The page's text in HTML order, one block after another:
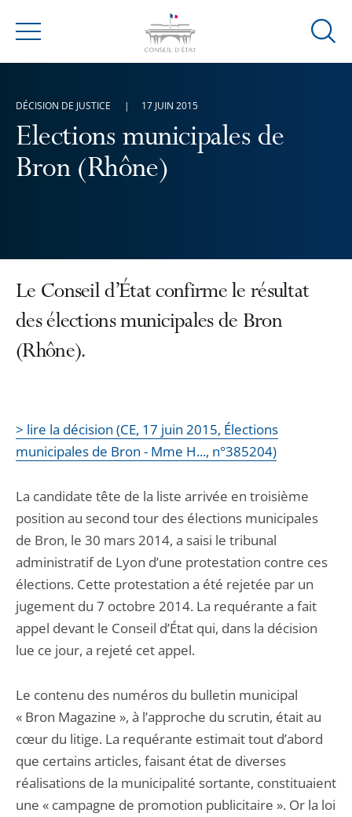
Menu
Ouvrir
Elections municipales de
Bron (Rhône)
DÉCISION DE JUSTICE 17 JUIN 2015
Le Conseil d’État confirme le résultat
des élections municipales de Bron
(Rhône).
> lire la décision (CE, 17 juin 2015, Élections
municipales de Bron - Mme H..., n°385204)
La candidate tête de la liste arrivée en troisième
position au second tour des élections municipales
de Bron, le 30 mars 2014, a saisi le tribunal
administratif de Lyon d’une protestation contre ces
élections. Cette protestation a été rejetée par un
jugement du 7 octobre 2014. La requérante a fait
appel devant le Conseil d’État qui, dans la décision
lue ce jour, a rejeté cet appel.
Le contenu des numéros du bulletin municipal
« Bron Magazine », à l’approche du scrutin, était au
cœur du litige. La requérante estimait tout d’abord
que certains articles, faisant état de diverses
réalisations de la municipalité sortante, constituaient
une « campagne de promotion publicitaire ». Or la loi